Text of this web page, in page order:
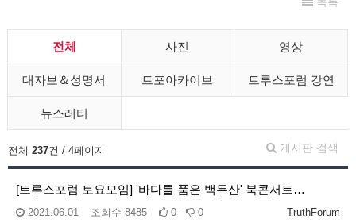
전체 사진 영상
대자보＆성명서 트포아카이브 트루스포럼 강연
뉴스레터
게시판 검색
전체 237건 / 4페이지
[트루스포럼 토요모임] '바다를 품은 백두산' 북콘서트…
TruthForum
2021.06.01 조회수 8485 0 - 0